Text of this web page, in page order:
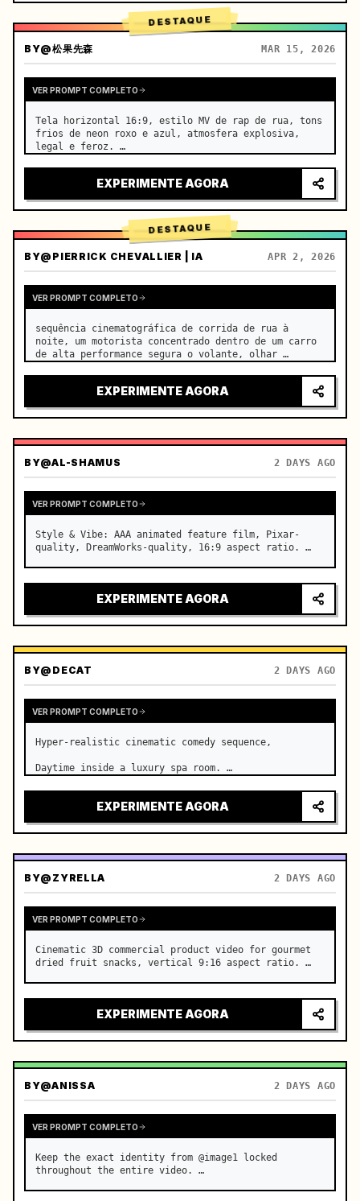
DESTAQUE
BY@松果先森 MAR 15, 2026
VER PROMPT COMPLETO
Tela horizontal 16:9, estilo MV de rap de rua, tons
frios de neon roxo e azul, atmosfera explosiva,
legal e feroz. …
EXPERIMENTE AGORA
DESTAQUE
BY@PIERRICK CHEVALLIER | IA APR 2, 2026
VER PROMPT COMPLETO
sequência cinematográfica de corrida de rua à
noite, um motorista concentrado dentro de um carro
de alta performance segura o volante, olhar
câmera: sistema rápido…
EXPERIMENTE AGORA
BY@AL-SHAMUS 2 DAYS AGO
VER PROMPT COMPLETO
Style & Vibe: AAA animated feature film, Pixar-
quality, DreamWorks-quality, 16:9 aspect ratio. …
EXPERIMENTE AGORA
BY@DECAT 2 DAYS AGO
VER PROMPT COMPLETO
Hyper-realistic cinematic comedy sequence,
Daytime inside a luxury spa room. …
EXPERIMENTE AGORA
BY@ZYRELLA 2 DAYS AGO
VER PROMPT COMPLETO
Cinematic 3D commercial product video for gourmet
dried fruit snacks, vertical 9:16 aspect ratio. …
EXPERIMENTE AGORA
BY@ANISSA 2 DAYS AGO
VER PROMPT COMPLETO
Keep the exact identity from @image1 locked
throughout the entire video. …